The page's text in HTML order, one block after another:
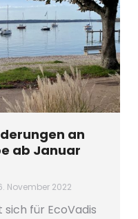
an
ab Januar
November 2022
für EcoVadis